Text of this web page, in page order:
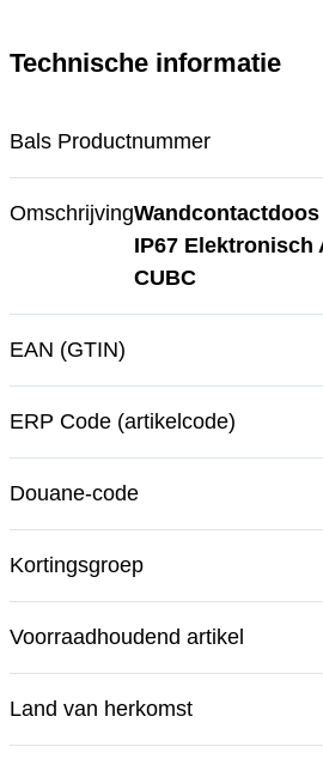
Technische informatie
Bals Productnummer
OmschrijvingWandcontactdoos
IP67 Elektronisch
CUBC
EAN (GTIN)
ERP Code (artikelcode)
Douane-code
Kortingsgroep
Voorraadhoudend artikel
Land van herkomst